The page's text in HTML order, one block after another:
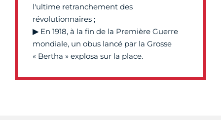
l'ultime retranchement des
révolutionnaires ;
▶ En 1918, à la fin de la Première Guerre
mondiale, un obus lancé par la Grosse
« Bertha » explosa sur la place.